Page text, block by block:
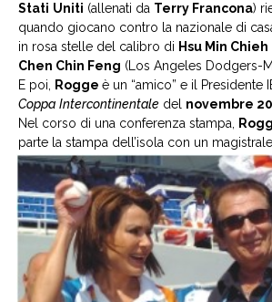
Stati Uniti (allenati da Terry Francona)
quando giocano contro la nazionale di
in rosa stelle del calibro di Hsu Min Chieh
Chen Chin Feng (Los Angeles Dodgers-
E poi,
Rogge è un “amico” e il Presidente
Coppa Intercontinentale del novembre
Nel corso di una conferenza stampa,
parte la stampa dell’isola con un